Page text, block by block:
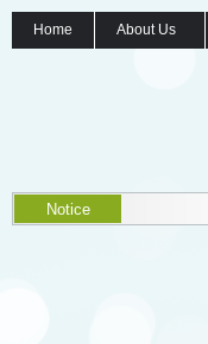
Home About Us
Notice